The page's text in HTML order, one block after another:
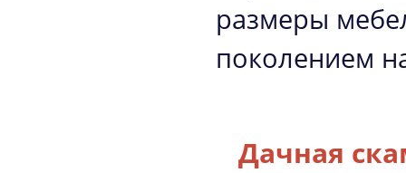
размеры
поколением
Дачная